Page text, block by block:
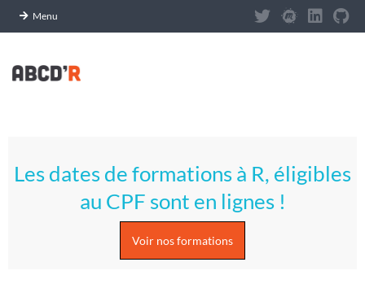
Menu
content
S
Menu
Les dates de formations à R, éligibles
au CPF sont en lignes !
Voir nos formations
Panneau de gestion des cookies